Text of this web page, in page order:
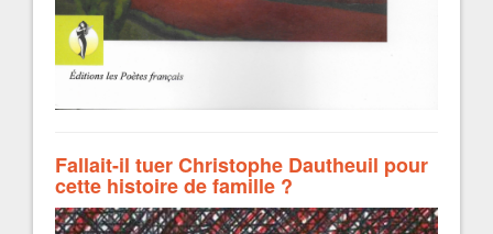
Fallait-il tuer Christophe Dautheuil pour
cette histoire de famille ?